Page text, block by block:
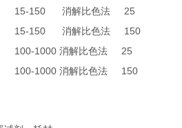
15-150 消解比色法 25
15-150 消解比色法 150
100-1000 消解比色法 25
100-1000 消解比色法 150